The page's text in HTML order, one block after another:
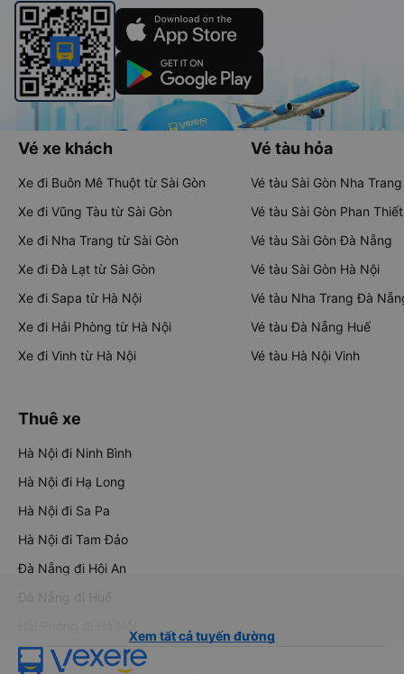
Vé xe khách
Xe đi Buôn Mê Thuột từ Sài Gòn
Xe đi Vũng Tàu từ Sài Gòn
Xe đi Nha Trang từ Sài Gòn
Xe đi Đà Lạt từ Sài Gòn
Xe đi Sapa từ Hà Nội
Xe đi Hải Phòng từ Hà Nội
Xe đi Vinh từ Hà Nội
Vé tàu hỏa
Vé tàu Sài Gòn Nha Trang
Vé tàu Sài Gòn Phan Thiết
Vé tàu Sài Gòn Đà Nẵng
Vé tàu Sài Gòn Hà Nội
Vé tàu Nha Trang Đà
Vé tàu Đà Nẵng Huế
Vé tàu Hà Nội Vinh
Thuê xe
Hà Nội đi Ninh Bình
Hà Nội đi Hạ Long
Hà Nội đi Sa Pa
Hà Nội đi Tam Đảo
Đà Nẵng đi Hội An
Đà Nẵng đi Huế
Xem tất cả tuyến đường